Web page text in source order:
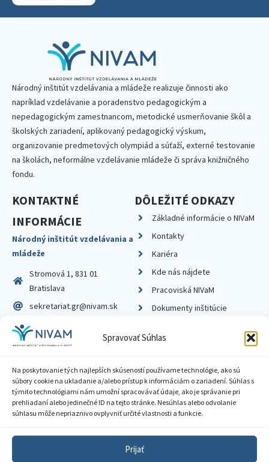
Spravovať Súhlas
Na poskytovanie tých najlepších skúseností používame technológie, ako sú
súbory cookie na ukladanie a/alebo prístup k informáciám o zariadení. Súhlas s
týmito technológiami nám umožní spracovávať údaje, ako je správanie pri
prehliadaní alebo jedinečné ID na tejto stránke. Nesúhlas alebo odvolanie
súhlasu môže nepriaznivo ovplyvniť určité vlastnosti a funkcie.
Prijať
Národný inštitút vzdelávania a mládeže realizuje činnosti ako
napríklad vzdelávanie a poradenstvo pedagogickým a
nepedagogickým zamestnancom, metodické usmerňovanie škôl a
školských zariadení, aplikovaný pedagogický výskum,
organizovanie predmetových olympiád a súťaží, externé testovanie
na školách, neformálne vzdelávanie mládeže či správa knižničného
fondu.
KONTAKTNÉ
INFORMÁCIE
Národný inštitút vzdelávania a
mládeže
Stromová 1, 831 01
Bratislava
sekretariat.gr@nivam.sk
IČO: 00164348
DIČ: 2020798714
DÔLEŽITÉ ODKAZY
Základné informácie o NIVaM
Kontakty
Kariéra
Kde nás nájdete
Pracoviská NIVaM
Dokumenty inštitúcie
Zásady ochrany súkromia
Sprístupnenie informácií